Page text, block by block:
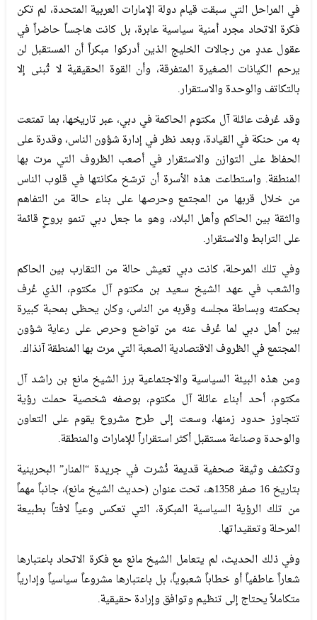
في المراحل التي سبقت قيام دولة الإمارات العربية المتحدة، لم تكن
فكرة الاتحاد مجرد أمنية سياسية عابرة، بل كانت هاجساً حاضراً في
عقول عددٍ من رجالات الخليج الذين أدركوا مبكراً أن المستقبل لن
يرحم الكيانات الصغيرة المتفرقة، وأن القوة الحقيقية لا تُبنى إلا
بالتكاتف والوحدة والاستقرار.
وقد عُرفت عائلة آل مكتوم الحاكمة في دبي، عبر تاريخها، بما تمتعت
به من حنكة في القيادة، وبعد نظر في إدارة شؤون الناس، وقدرة على
الحفاظ على التوازن والاستقرار في أصعب الظروف التي مرت بها
المنطقة. واستطاعت هذه الأسرة أن ترسّخ مكانتها في قلوب الناس
من خلال قربها من المجتمع وحرصها على بناء حالة من التفاهم
والثقة بين الحاكم وأهل البلاد، وهو ما جعل دبي تنمو بروحٍ قائمة
على الترابط والاستقرار.
وفي تلك المرحلة، كانت دبي تعيش حالة من التقارب بين الحاكم
والشعب في عهد الشيخ سعيد بن مكتوم آل مكتوم، الذي عُرف
بحكمته وبساطة مجلسه وقربه من الناس، وكان يحظى بمحبة كبيرة
بين أهل دبي لما عُرف عنه من تواضع وحرص على رعاية شؤون
المجتمع في الظروف الاقتصادية الصعبة التي مرت بها المنطقة آنذاك.
ومن هذه البيئة السياسية والاجتماعية برز الشيخ مانع بن راشد آل
مكتوم، أحد أبناء عائلة آل مكتوم، بوصفه شخصية حملت رؤية
تتجاوز حدود زمنها، وسعت إلى طرح مشروع يقوم على التعاون
والوحدة وصناعة مستقبل أكثر استقراراً للإمارات والمنطقة.
وتكشف وثيقة صحفية قديمة نُشرت في جريدة “المنار” البحرينية
بتاريخ 16 صفر 1358هـ، تحت عنوان (حديث الشيخ مانع)، جانباً مهماً
من تلك الرؤية السياسية المبكرة، التي تعكس وعياً لافتاً بطبيعة
المرحلة وتعقيداتها.
وفي ذلك الحديث، لم يتعامل الشيخ مانع مع فكرة الاتحاد باعتبارها
شعاراً عاطفياً أو خطاباً شعبوياً، بل باعتبارها مشروعاً سياسياً وإدارياً
متكاملاً يحتاج إلى تنظيم وتوافق وإرادة حقيقية.